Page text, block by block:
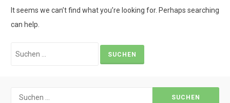
It seems we can’t find what you’re looking for. Perhaps searching
can help.
Suchen